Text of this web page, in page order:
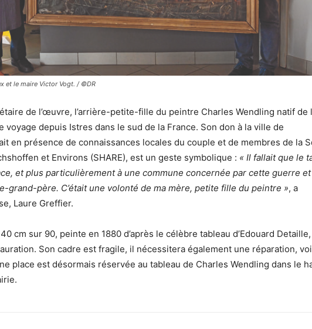
et le maire Victor Vogt. / ©DR
de l’œuvre, l’arrière-petite-fille du peintre Charles Wendling natif de
voyage depuis Istres dans le sud de la France. Son don à la ville de
en présence de connaissances locales du couple et de membres de la
et Environs (SHARE), est un geste symbolique : « Il fallait que le
et plus particulièrement à une commune concernée par cette guerre
grand-père. C’était une volonté de ma mère, petite fille du peintre », a
Laure Greffier.
cm sur 90, peinte en 1880 d’après le célèbre tableau d’Edouard
Son cadre est fragile, il nécessitera également une réparation,
place est désormais réservée au tableau de Charles Wendling dans le